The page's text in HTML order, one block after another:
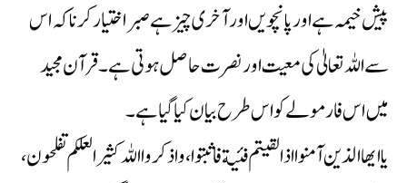
پیش خیمہ ہے اور پانچویں اور آخری چیز ہے صبر اختیار کرنا کہ اس
سے اللہ تعالیٰ کی معیت اور نصرت حاصل ہوتی ہے ۔ قرآن مجید
میں اس فارمولے کو اس طرح بیان کیا گیا ہے ۔
یا ایھا الذین آمنوا اذا لقیتم فئیة فاثبتوا ، و اذکروا اللہ کثیرا لعلکم تفلحون ،